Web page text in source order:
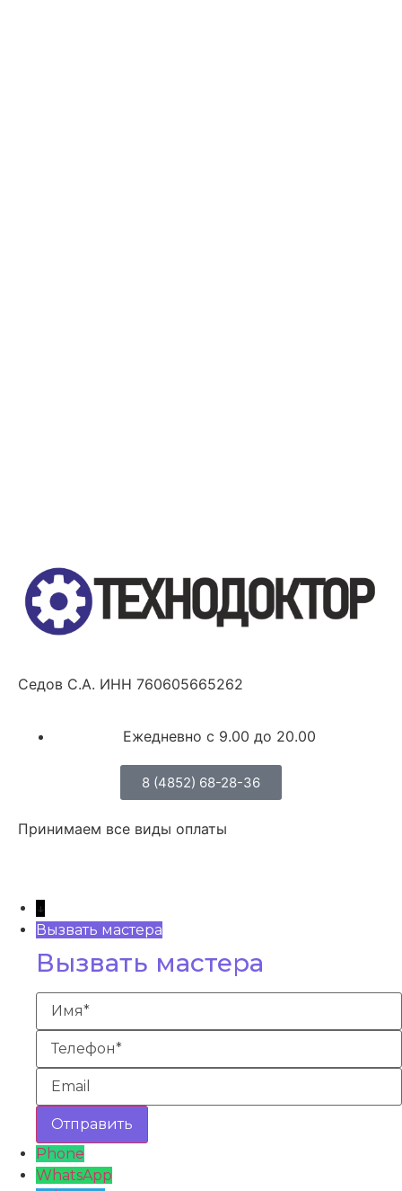
Седов С.А. ИНН 760605665262
Ежедневно с 9.00 до 20.00
8 (4852) 68-28-36
Принимаем все виды оплаты
↓
Вызвать мастера
Вызвать мастера
Phone
WhatsApp